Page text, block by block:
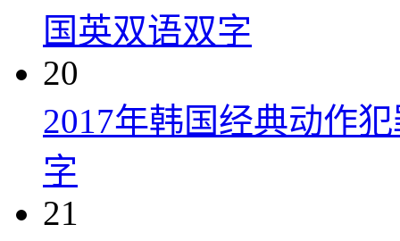
国英双语双字
20
2017年韩国经典动作
字
21